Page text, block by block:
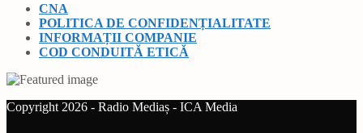
CNA
POLITICA DE CONFIDENȚIALITATE
INFORMAȚII COMPANIE
COD CONDUITĂ ETICĂ
Copyright 2026 - Radio Mediaș - ICA Media